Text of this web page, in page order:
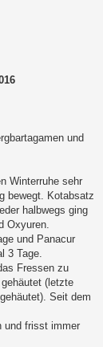
und
Winterruhe sehr
bewegt. Kotabsatz
halbwegs ging
Oxyuren.
und Panacur
3 Tage.
Fressen zu
(letzte
Seit dem
und frisst immer